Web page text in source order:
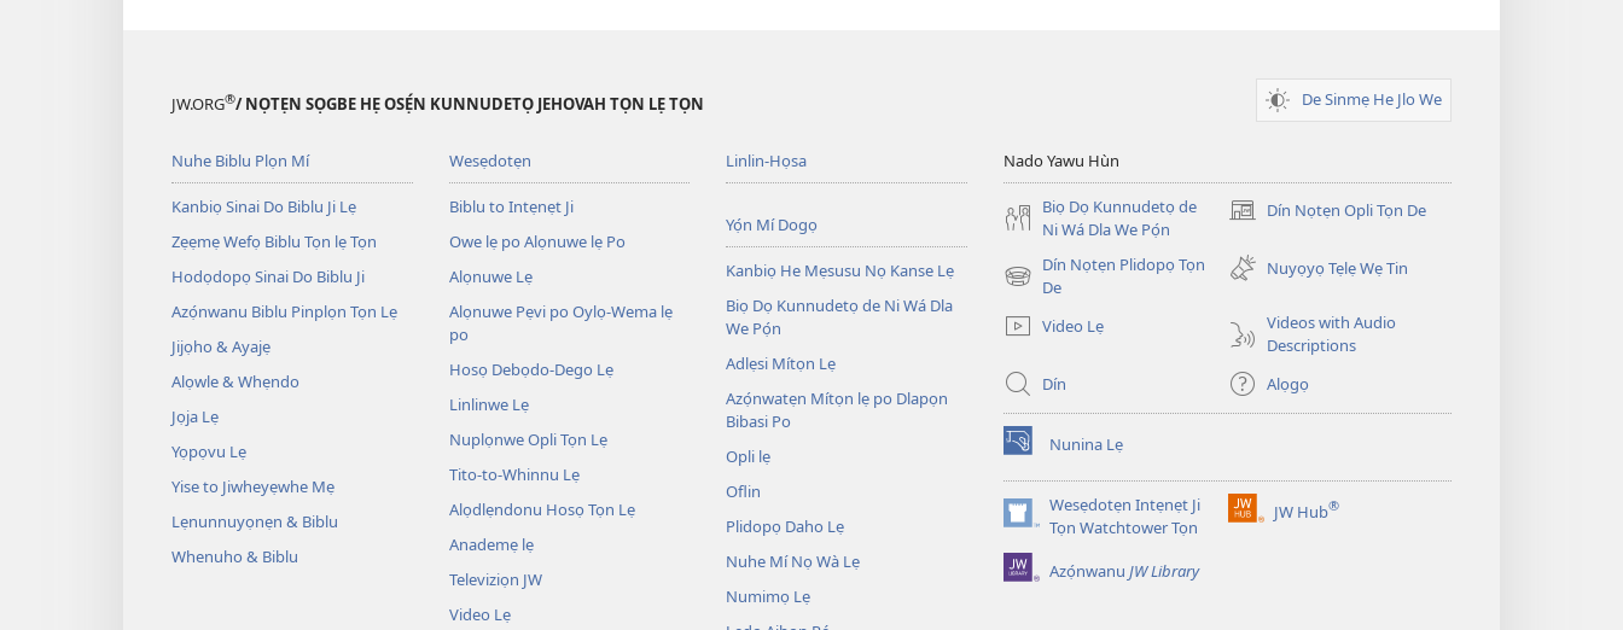
JW.ORG®/ NỌTẸN SỌGBE HẸ OSẸ́N KUNNUDETỌ JEHOVAH TỌN LẸ TỌN De Sinmẹ He Jlo We
Nuhe Biblu Plọn Mí
Kanbiọ Sinai Do Biblu Ji Lẹ
Zẹẹmẹ Wefọ Biblu Tọn lẹ Tọn
Hodọdopọ Sinai Do Biblu Ji
Azọ́nwanu Biblu Pinplọn Tọn Lẹ
Jijọho & Ayajẹ
Alọwle & Whẹndo
Jọja Lẹ
Yọpọvu Lẹ
Yise to Jiwheyẹwhe Mẹ
Lẹnunnuyọnẹn & Biblu
Whenuho & Biblu
Wesẹdotẹn
Biblu to Intẹnẹt Ji
Owe lẹ po Alọnuwe lẹ Po
Alọnuwe Lẹ
Alọnuwe Pẹvi po Oylọ-Wema lẹ
po
Hosọ Debọdo-Dego Lẹ
Linlinwe Lẹ
Nuplọnwe Opli Tọn Lẹ
Tito-to-Whinnu Lẹ
Alọdlẹndonu Hosọ Tọn Lẹ
Anademẹ lẹ
Televiziọn JW
Video Lẹ
Linlin-Họsa
Yọ́n Mí Dogọ
Kanbiọ He Mẹsusu Nọ Kanse Lẹ
Biọ Dọ Kunnudetọ de Ni Wá Dla
We Pọ́n
Adlẹsi Mítọn Lẹ
Azọ́nwatẹn Mítọn lẹ po Dlapọn
Bibasi Po
Opli lẹ
Oflin
Plidopọ Daho Lẹ
Nuhe Mí Nọ Wà Lẹ
Numimọ Lẹ
Nado Yawu Hùn
Biọ Dọ Kunnudetọ de
Ni Wá Dla We Pọ́n
Dín Nọtẹn Opli Tọn De
(opens
window)
Dín Nọtẹn Plidopọ Tọn
De
(opens
window)
Nuyọyọ Tẹlẹ Wẹ Tin
Video Lẹ
Videos with Audio
Descriptions
Dín
Alọgọ
Nunina Lẹ
(opens
new
window)Wesẹdotẹn Intẹnẹt Ji
Tọn Watchtower Tọn
(opens
new
window)
JW Hub®
(opens
Azọ́nwanu JW Library